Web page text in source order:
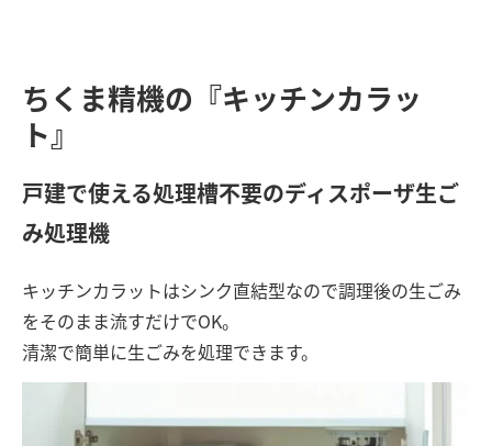
ちくま精機の『キッチンカラッ
ト』
戸建で使える処理槽不要のディスポーザ生ご
み処理機
キッチンカラットはシンク直結型なので調理後の生ごみ
をそのまま流すだけでOK。
清潔で簡単に生ごみを処理できます。